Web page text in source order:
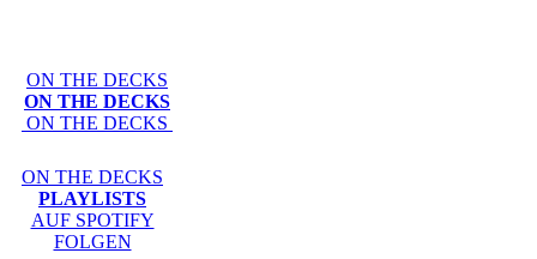
ON THE DECKS
ON THE DECKS
ON THE DECKS
ON THE DECKS
PLAYLISTS
AUF SPOTIFY
FOLGEN